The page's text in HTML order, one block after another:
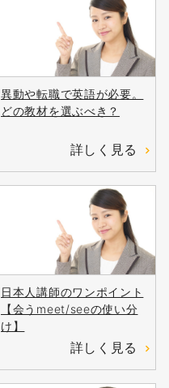
異動や転職で英語が必要。
どの教材を選ぶべき？
詳しく見る
日本人講師のワンポイント
【会うmeet/seeの使い分
け】
詳しく見る